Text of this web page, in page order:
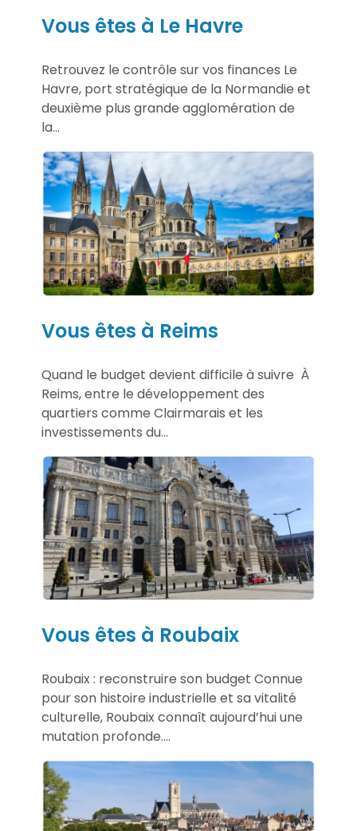
Vous êtes à Le Havre
Retrouvez le contrôle sur vos finances Le
Havre, port stratégique de la Normandie et
deuxième plus grande agglomération de
la...
Vous êtes à Reims
Quand le budget devient difficile à suivre À
Reims, entre le développement des
quartiers comme Clairmarais et les
investissements du...
Vous êtes à Roubaix
Roubaix : reconstruire son budget Connue
pour son histoire industrielle et sa vitalité
culturelle, Roubaix connaît aujourd’hui une
mutation profonde....